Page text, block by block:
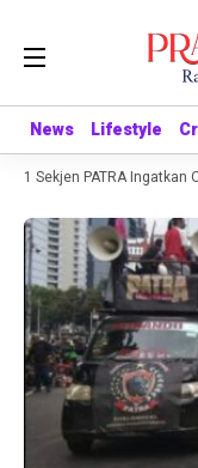
News Lifestyle
News Lifestyle
Sekjen PATRA Ingatkan